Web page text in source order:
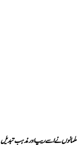
کہ ان مسلمانوں نے اسے ریپ اور مذہب تبدیل